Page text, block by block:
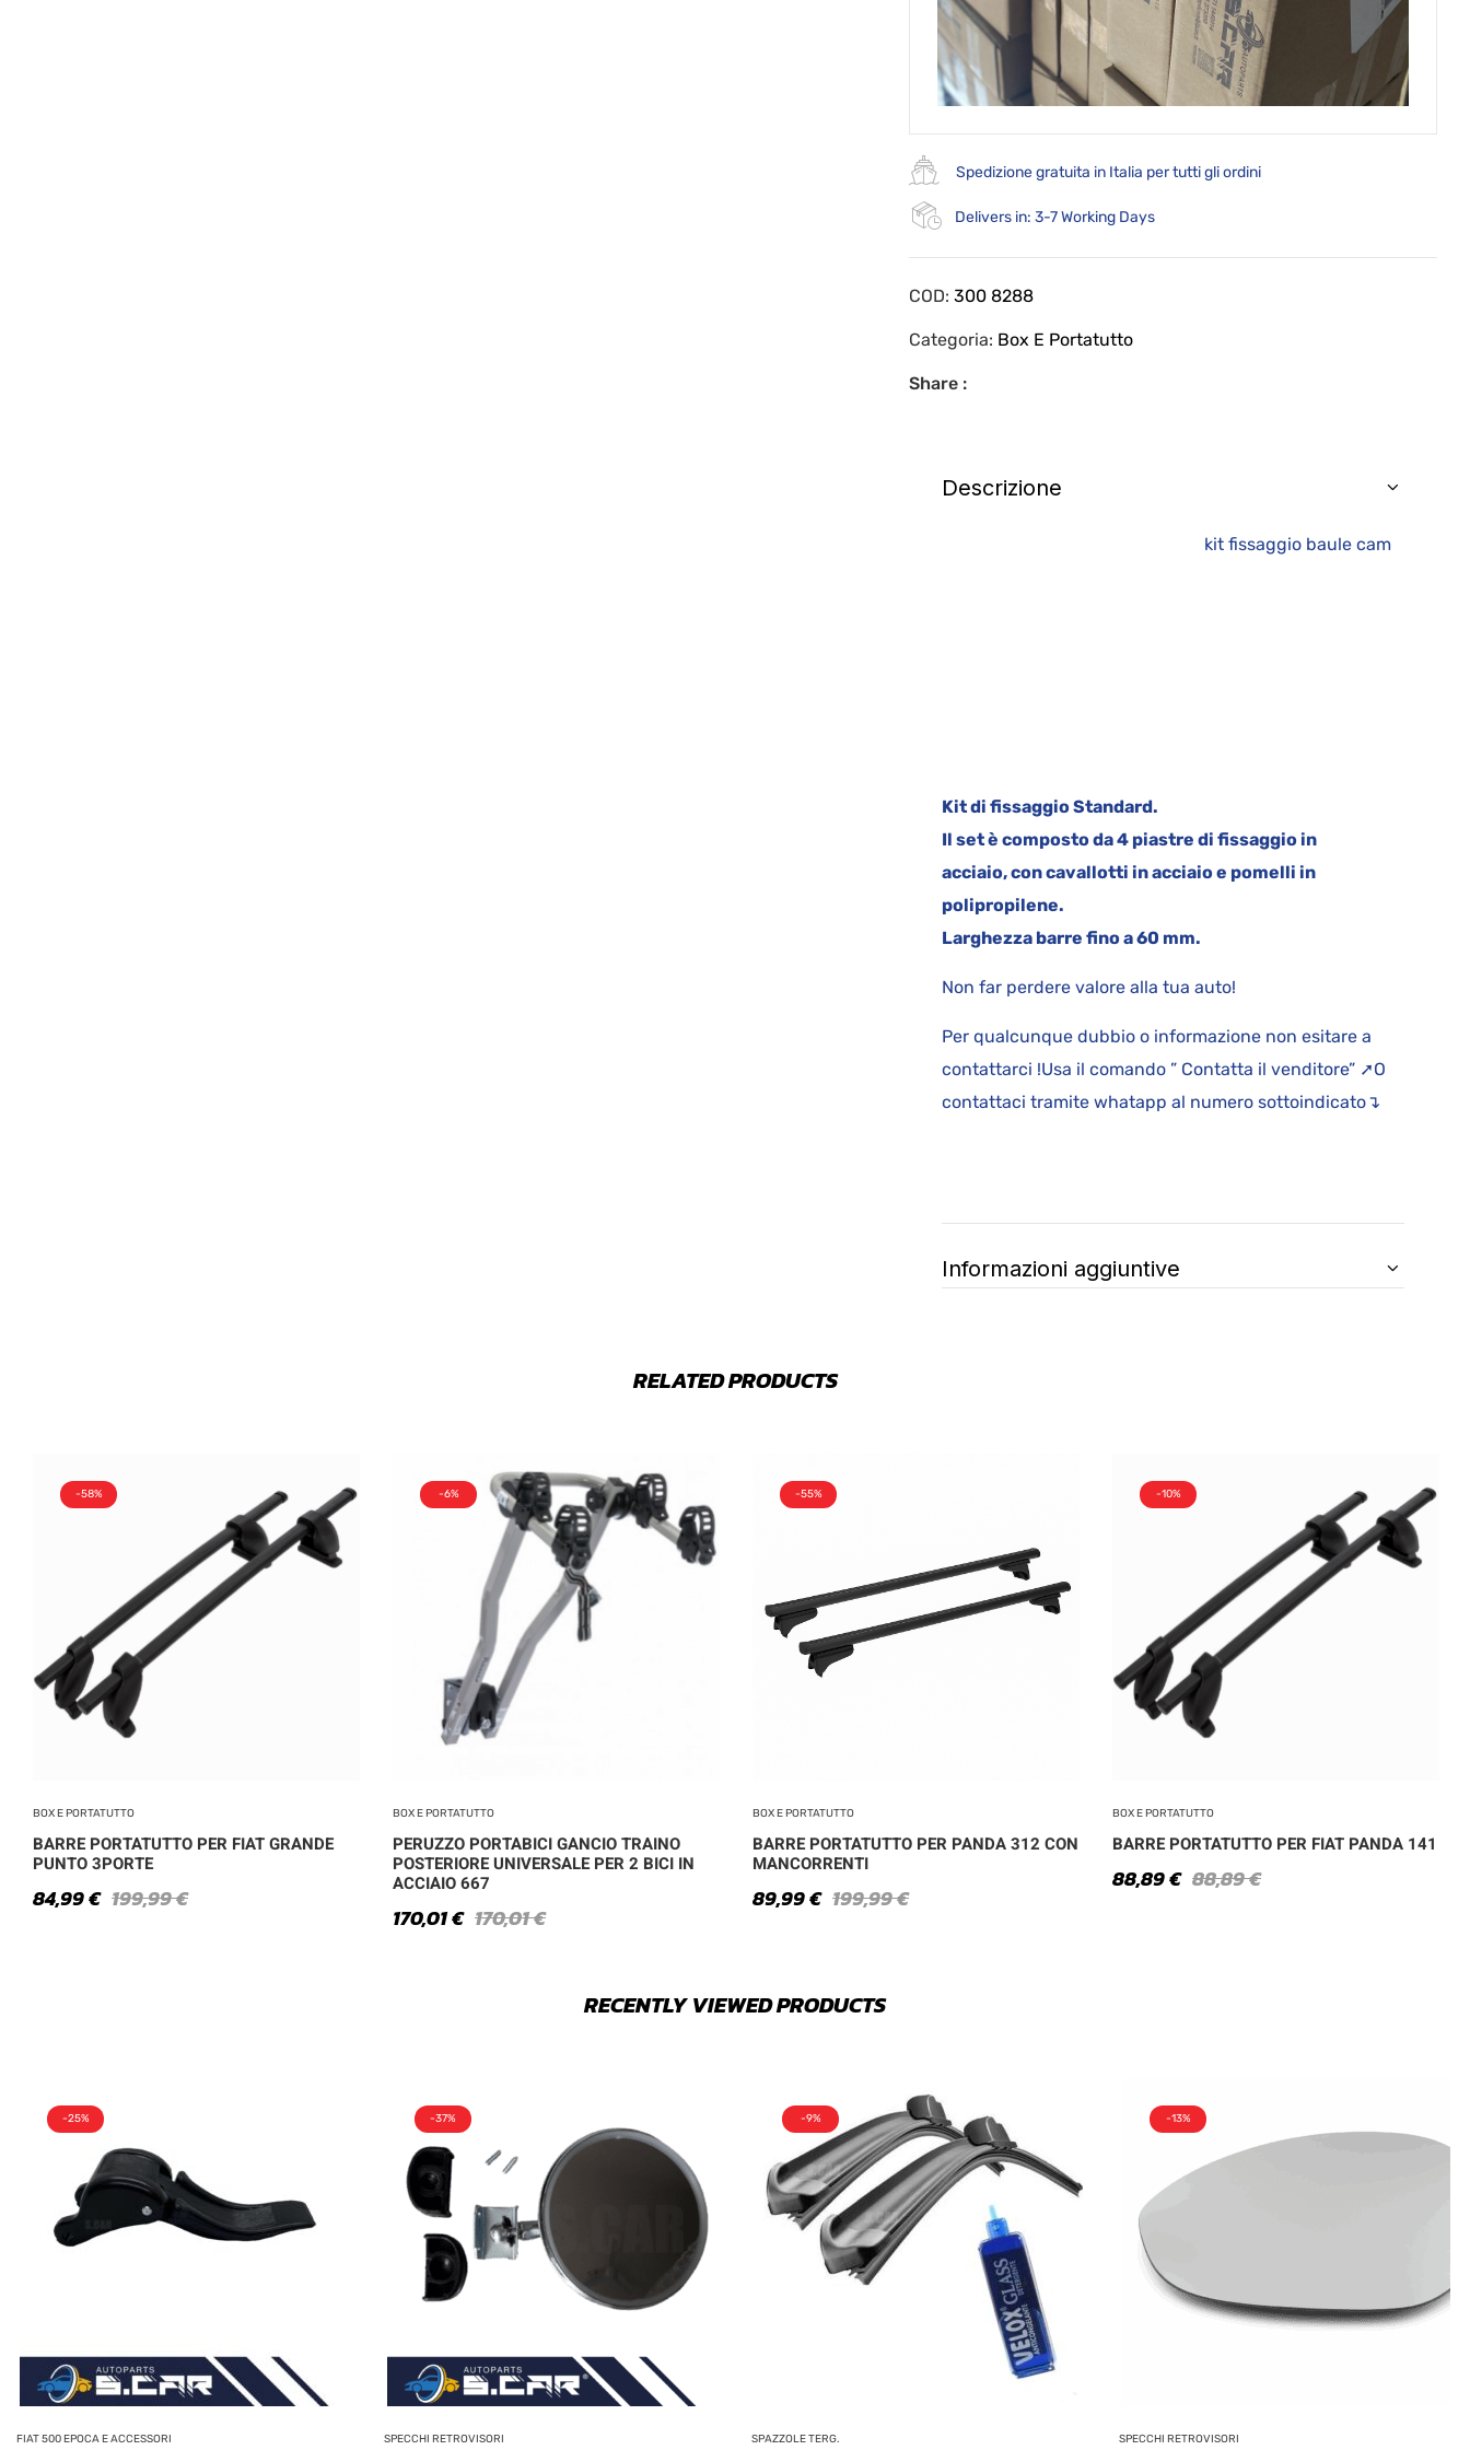
Spedizione gratuita in Italia per tutti gli ordini
Delivers in: 3-7 Working Days
COD:300 8288
Categoria: Box E Portatutto
Share :
Descrizione
kit fissaggio baule cam
Kit di fissaggio Standard.
Il set è composto da 4 piastre di fissaggio in
acciaio,con cavallotti in acciaio e pomelli in
polipropilene.
Larghezza barre fino a 60 mm.
Non far perdere valore alla tua auto!
Per qualcunque dubbio o informazione non esitare a
contattarci !Usa il comando ” Contatta il venditore” ➚O
contattaci tramite whatapp al numero sottoindicato↴
Informazioni aggiuntive
RELATED PRODUCTS
-58%
BOX E PORTATUTTO
BARRE PORTATUTTO PER FIAT GRANDE
PUNTO 3PORTE
199,99€
84,99€
-6%
BOX E PORTATUTTO
PERUZZO PORTABICI GANCIO TRAINO
POSTERIORE UNIVERSALE PER 2 BICI IN
ACCIAIO 667
170,01€
170,01€
-55%
BOX E PORTATUTTO
BARRE PORTATUTTO PER PANDA 312 CON
MANCORRENTI
199,99€
89,99€
-10%
BOX E PORTATUTTO
BARRE PORTATUTTO PER FIAT PANDA 141
88,89€
88,89€
RECENTLY VIEWED PRODUCTS
-25%
FIAT 500 EPOCA E ACCESSORI
-37%
SPECCHI RETROVISORI
-9%
SPAZZOLE TERG.
-13%
SPECCHI RETROVISORI